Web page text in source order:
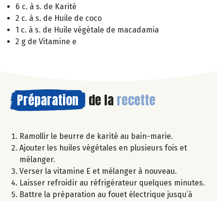
6 c. à s. de Karité
2 c. à s. de Huile de coco
1 c. à s. de Huile végétale de macadamia
2 g de Vitamine e
Préparation de la recette
Ramollir le beurre de karité au bain-marie.
Ajouter les huiles végétales en plusieurs fois et
mélanger.
Verser la vitamine E et mélanger à nouveau.
Laisser refroidir au réfrigérateur quelques minutes.
Battre la préparation au fouet électrique jusqu’à